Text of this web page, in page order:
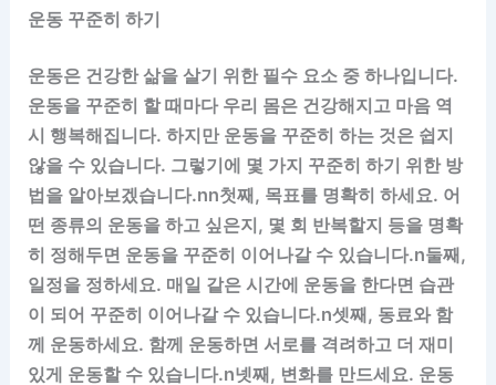
운동 꾸준히 하기
운동은 건강한 삶을 살기 위한 필수 요소 중 하나입니다.
운동을 꾸준히 할 때마다 우리 몸은 건강해지고 마음 역
시 행복해집니다. 하지만 운동을 꾸준히 하는 것은 쉽지
않을 수 있습니다. 그렇기에 몇 가지 꾸준히 하기 위한 방
법을 알아보겠습니다.nn첫째, 목표를 명확히 하세요. 어
떤 종류의 운동을 하고 싶은지, 몇 회 반복할지 등을 명확
히 정해두면 운동을 꾸준히 이어나갈 수 있습니다.n둘째,
일정을 정하세요. 매일 같은 시간에 운동을 한다면 습관
이 되어 꾸준히 이어나갈 수 있습니다.n셋째, 동료와 함
께 운동하세요. 함께 운동하면 서로를 격려하고 더 재미
있게 운동할 수 있습니다.n넷째, 변화를 만드세요. 운동